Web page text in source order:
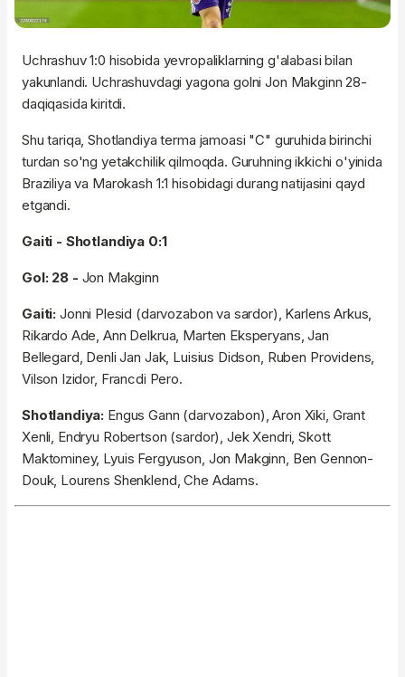
Uchrashuv 1:0 hisobida yevropaliklarning g'alabasi bilan
yakunlandi. Uchrashuvdagi yagona golni Jon Makginn 28-
daqiqasida kiritdi.
Shu tariqa, Shotlandiya terma jamoasi "C" guruhida birinchi
turdan so'ng yetakchilik qilmoqda. Guruhning ikkichi o'yinida
Braziliya va Marokash 1:1 hisobidagi durang natijasini qayd
etgandi.
Gaiti - Shotlandiya 0:1
Gol: 28 - Jon Makginn
Gaiti: Jonni Plesid (darvozabon va sardor), Karlens Arkus,
Rikardo Ade, Ann Delkrua, Marten Eksperyans, Jan
Bellegard, Denli Jan Jak, Luisius Didson, Ruben Providens,
Vilson Izidor, Francdi Pero.
Shotlandiya: Engus Gann (darvozabon), Aron Xiki, Grant
Xenli, Endryu Robertson (sardor), Jek Xendri, Skott
Maktominey, Lyuis Fergyuson, Jon Makginn, Ben Gennon-
Douk, Lourens Shenklend, Che Adams.